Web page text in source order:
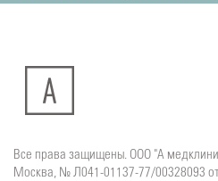
Все права защищены. ООО "А
Москва, № Л041-01137-77/00328093 от